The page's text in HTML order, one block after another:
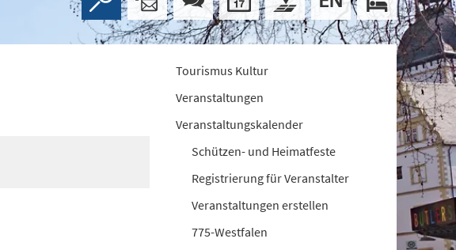
Tourismus Kultur
Veranstaltungen
Veranstaltungskalender
Schützen- und Heimatfeste
Registrierung für Veranstalter
Veranstaltungen erstellen
775-Westfalen